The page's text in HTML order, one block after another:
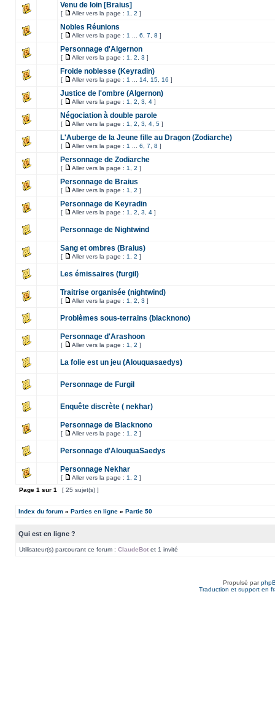
Venu de loin [Braius]
[ Aller vers la page : 1 2 ]
Nobles Réunions
[ Aller vers la page : 1 6 7 8 ]
Personnage d'Algernon
[ Aller vers la page : 1 2 3 ]
Froide noblesse (Keyradin)
[ Aller vers la page : 1 14 15 16 ]
Justice de l'ombre (Algernon)
[ Aller vers la page : 1 2 3 4 ]
Négociation à double parole
[ Aller vers la page : 1 2 3 4 5 ]
L'Auberge de la Jeune fille au Dragon (Zodiarche)
[ Aller vers la page : 1 6 7 8 ]
Personnage de Zodiarche
[ Aller vers la page : 1 2 ]
Personnage de Braius
[ Aller vers la page : 1 2 ]
Personnage de Keyradin
[ Aller vers la page : 1 2 3 4 ]
Personnage de Nightwind
Sang et ombres (Braius)
[ Aller vers la page : 1 2 ]
Les émissaires (furgil)
Traitrise organisée (nightwind)
[ Aller vers la page : 1 2 3 ]
Problèmes sous-terrains (blacknono)
Personnage d'Arashoon
[ Aller vers la page : 1 2 ]
La folie est un jeu (Alouquasaedys)
Personnage de Furgil
Enquête discrète ( nekhar)
Personnage de Blacknono
[ Aller vers la page : 1 2 ]
Personnage d'AlouquaSaedys
Personnage Nekhar
[ Aller vers la page : 1 2 ]
Page 1 sur 1 [ 25 sujet(s) ]
Index du forum » Parties en ligne » Partie 50
Qui est en ligne ?
Utilisateur(s) parcourant ce forum : ClaudeBot et 1 invité
Propulsé par
Traduction et support en